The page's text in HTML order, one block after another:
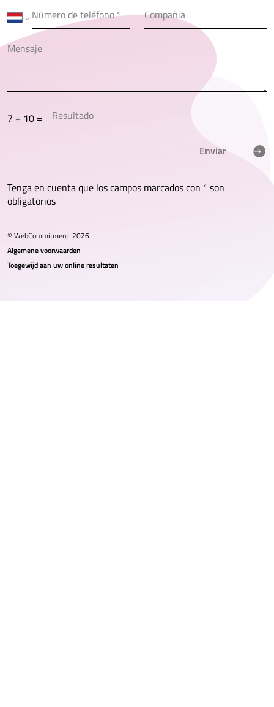
7 + 10 =
Enviar
Tenga en cuenta que los campos marcados con * son
obligatorios
© WebCommitment 2026
Algemene voorwaarden
Toegewijd aan uw online resultaten